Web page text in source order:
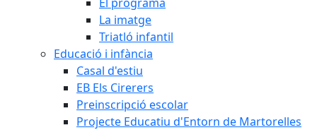
La imatge
Triatló infantil
Educació i infància
Casal d'estiu
EB Els Cirerers
Preinscripció escolar
Projecte Educatiu d'Entorn de Martorelles